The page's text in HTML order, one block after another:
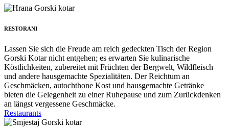
RESTORANI
Lassen Sie sich die Freude am reich gedeckten Tisch der Region
Gorski Kotar nicht entgehen; es erwarten Sie kulinarische
Köstlichkeiten, zubereitet mit Früchten der Bergwelt, Wildfleisch
und andere hausgemachte Spezialitäten. Der Reichtum an
Geschmäcken, autochthone Kost und hausgemachte Getränke
bieten die Gelegenheit zu einer Ruhepause und zum Zurückdenken
an längst vergessene Geschmäcke.
Restaurants